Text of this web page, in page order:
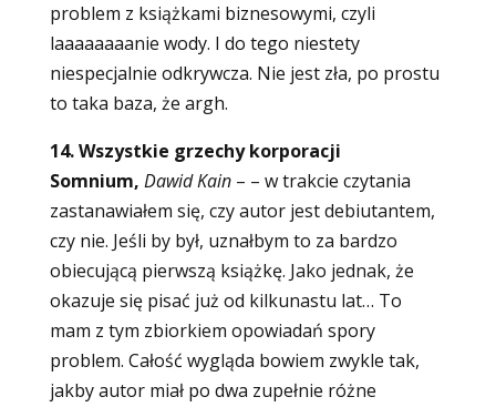
problem z książkami biznesowymi, czyli
laaaaaaaanie wody. I do tego niestety
niespecjalnie odkrywcza. Nie jest zła, po prostu
to taka baza, że argh.
14. Wszystkie grzechy korporacji
Somnium, Dawid Kain – – w trakcie czytania
zastanawiałem się, czy autor jest debiutantem,
czy nie. Jeśli by był, uznałbym to za bardzo
obiecującą pierwszą książkę. Jako jednak, że
okazuje się pisać już od kilkunastu lat… To
mam z tym zbiorkiem opowiadań spory
problem. Całość wygląda bowiem zwykle tak,
jakby autor miał po dwa zupełnie różne